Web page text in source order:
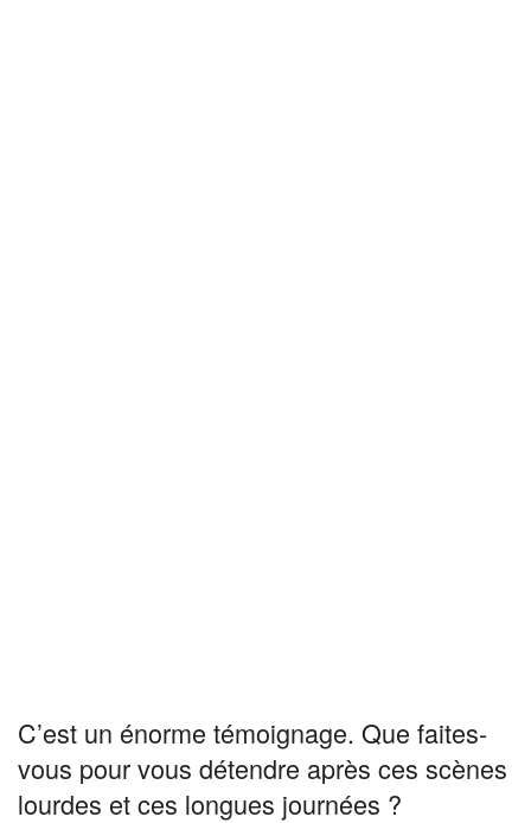
C’est un énorme témoignage. Que faites-
vous pour vous détendre après ces scènes
lourdes et ces longues journées ?